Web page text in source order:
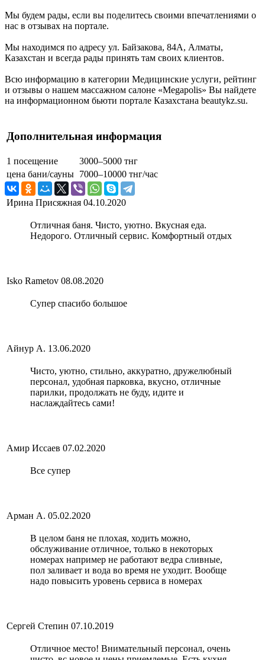
Мы будем рады, если вы поделитесь своими впечатлениями о
нас в отзывах на портале.
Мы находимся по адресу ул. Байзакова, 84А, Алматы,
Казахстан и всегда рады принять там своих клиентов.
Всю информацию в категории Медицинские услуги, рейтинг
и отзывы о нашем массажном салоне «Megapolis» Вы найдете
на информационном бьюти портале Казахстана beautykz.su.
Дополнительная информация
1 посещение
3000–5000 тнг
цена бани/сауны 7000–10000 тнг/час
Ирина Присяжная 04.10.2020
Отличная баня. Чисто, уютно. Вкусная еда.
Недорого. Отличный сервис. Комфортный отдых
Isko Rametov 08.08.2020
Супер спасибо большое
Айнур А. 13.06.2020
Чисто, уютно, стильно, аккуратно, дружелюбный
персонал, удобная парковка, вкусно, отличные
парилки, продолжать не буду, идите и
наслаждайтесь сами!
Амир Иссаев 07.02.2020
Все супер
Арман А. 05.02.2020
В целом баня не плохая, ходить можно,
обслуживание отличное, только в некоторых
номерах например не работают ведра сливные,
пол заливает и вода во время не уходит. Вообще
надо повысить уровень сервиса в номерах
Сергей Степин 07.10.2019
Отличное место! Внимательный персонал, очень